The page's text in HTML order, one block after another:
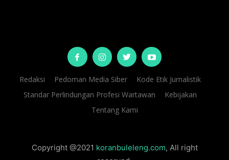
Redaksi Pedoman Media Siber
Kode Etik Jurnalistik
Standar Perlindungan Profesi Wartawan
Kebijakan
Tentang Kami
Copyright @2021 koranbuleleng.com, All right